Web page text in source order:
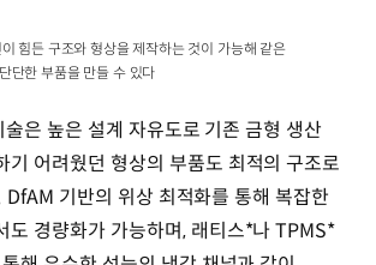
힘든 구조와 형상을 제작하는 것이 가능해 같은
단한 부품을 만들 수 있다
은 높은 설계 자유도로 기존 금형 생산
기 어려웠던 형상의 부품도 최적의 구조로
DfAM 기반의 위상 최적화를 통해 복잡한
도 경량화가 가능하며, 래티스*나 TPMS*